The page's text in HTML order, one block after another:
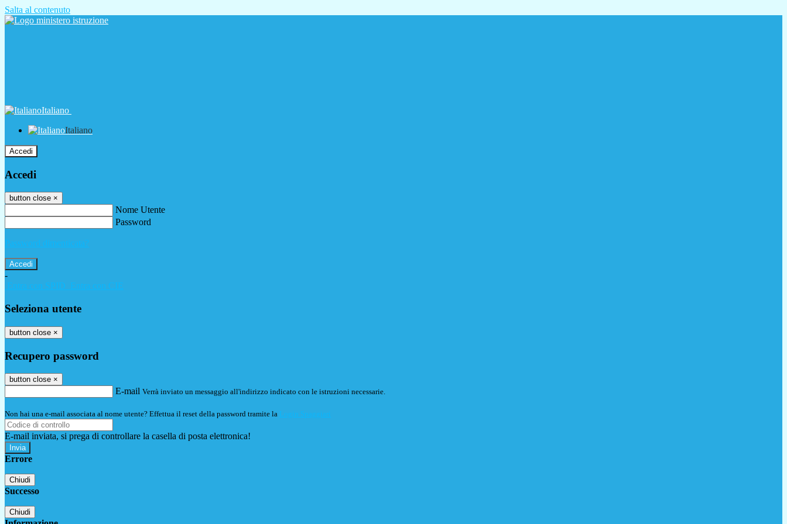
Salta al contenuto
Italiano
Italiano
Accedi
Accedi
button close ×
Nome Utente
Password
Password dimenticata?
-
Entra con SPID
Entra con CIE
Seleziona utente
button close ×
Recupero password
button close ×
E-mail Verrà inviato un messaggio all'indirizzo indicato con le istruzioni necessarie.
Non hai una e-mail associata al nome utente? Effettua il reset della password tramite la Login Spaggiari
E-mail inviata, si prega di controllare la casella di posta elettronica!
Errore
Chiudi
Successo
Chiudi